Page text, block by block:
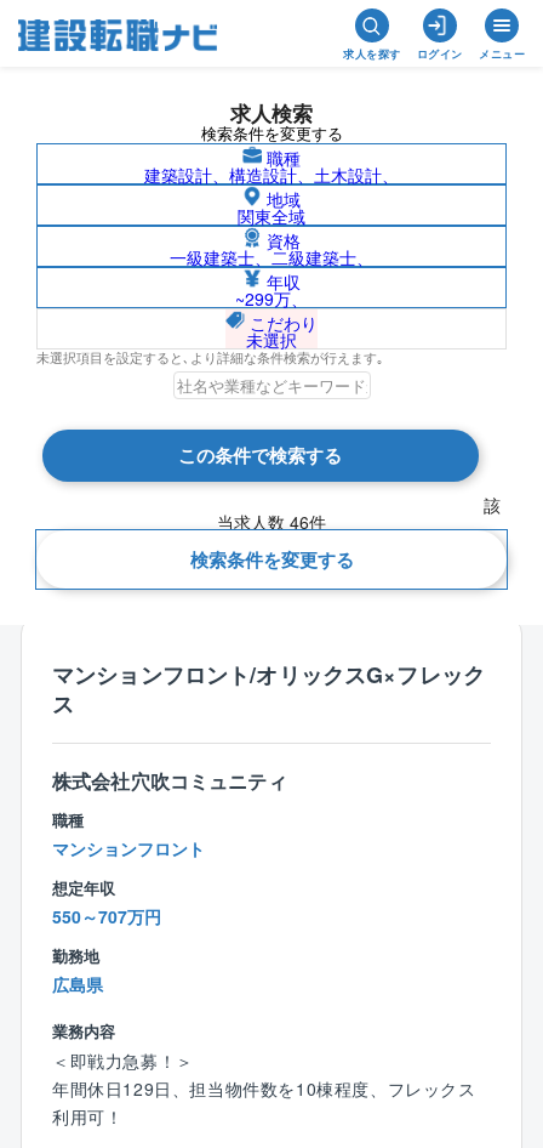
求人を探す ログイン メニュー
求人検索
検索条件を変更する
職種
建築設計、構造設計、土木設計、
地域
関東全域
資格
一級建築士、二級建築士、
年収
~299万、
こだわり
未選択
未選択項目を設定すると､より詳細な条件検索が行えます｡
この条件で検索する
該
当求人数 46件
検索条件を変更する
株式会社穴吹コミュニティの求人検索結
果一覧
新着順
マンションフロント/オリックスG×フレック
ス
株式会社穴吹コミュニティ
職種
マンションフロント
想定年収
550～707万円
勤務地
広島県
業務内容
＜即戦力急募！＞
年間休日129日、担当物件数を10棟程度、フレックス
利用可！